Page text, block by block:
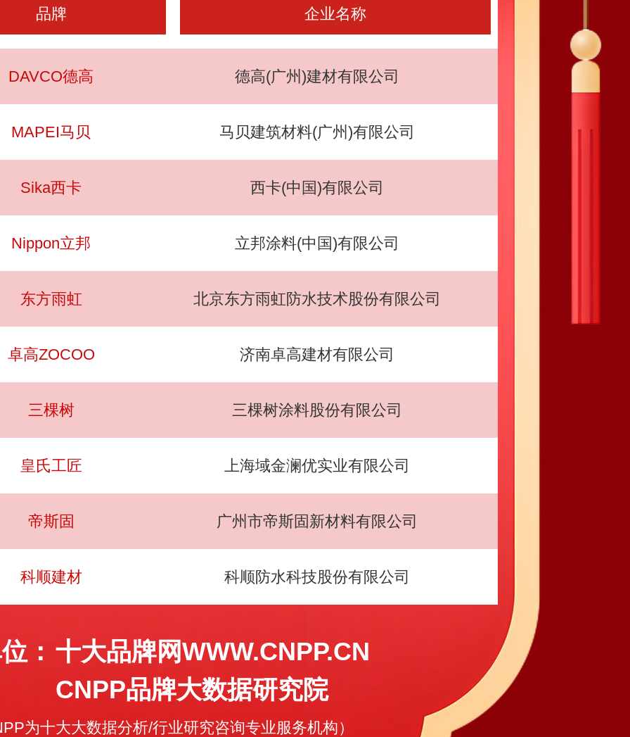
品牌 企业名称
DAVCO德高 德高(广州)建材有限公司
MAPEI马贝 马贝建筑材料(广州)有限公司
Sika西卡 西卡(中国)有限公司
Nippon立邦 立邦涂料(中国)有限公司
东方雨虹 北京东方雨虹防水技术股份有限公司
卓高ZOCOO 济南卓高建材有限公司
三棵树 三棵树涂料股份有限公司
皇氏工匠 上海域金澜优实业有限公司
帝斯固 广州市帝斯固新材料有限公司
科顺建材 科顺防水科技股份有限公司
： 十大品牌网WWW.CNPP.CN
CNPP品牌大数据研究院
为十大大数据分析/行业研究咨询专业服务机构）